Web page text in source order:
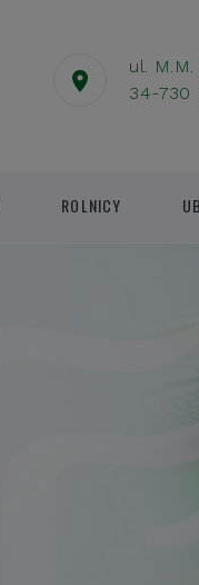
ul.
34-730
ROLNICY